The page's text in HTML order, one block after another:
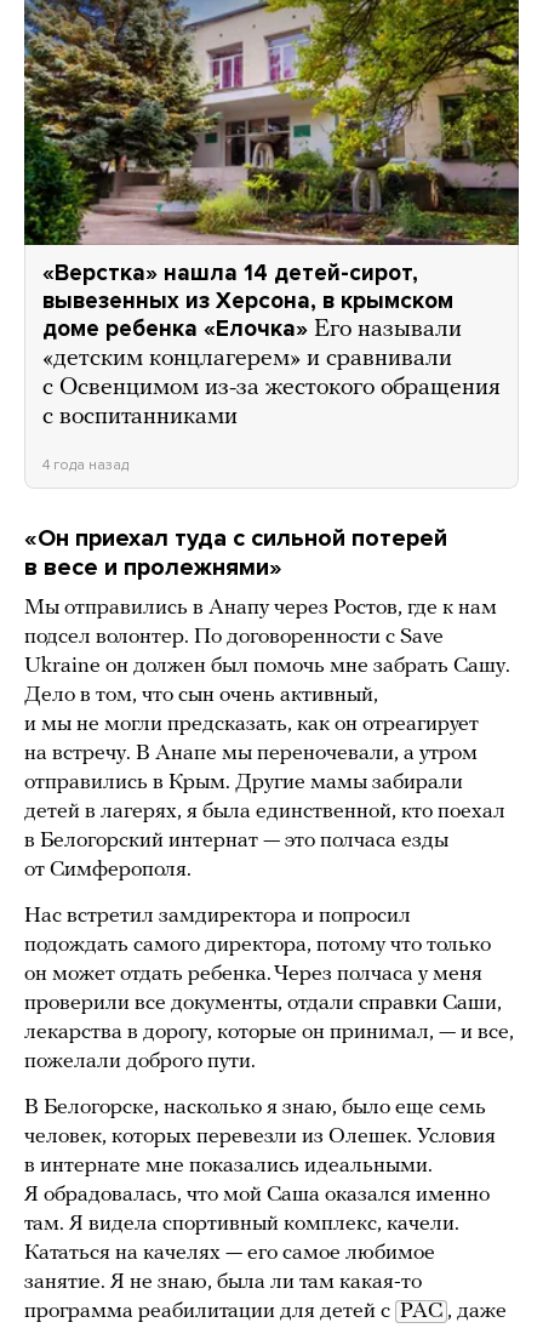
«Верстка» нашла 14 детей-сирот,
вывезенных из Херсона, в крымском
доме ребенка «Елочка» Его называли
«детским концлагерем» и сравнивали
с Освенцимом из-за жестокого обращения
с воспитанниками
4 года назад
«Он приехал туда с сильной потерей
в весе и пролежнями»
Мы отправились в Анапу через Ростов, где к нам
подсел волонтер. По договоренности с Save
Ukraine он должен был помочь мне забрать Сашу.
Дело в том, что сын очень активный,
и мы не могли предсказать, как он отреагирует
на встречу. В Анапе мы переночевали, а утром
отправились в Крым. Другие мамы забирали
детей в лагерях, я была единственной, кто поехал
в Белогорский интернат — это полчаса езды
от Симферополя.
Нас встретил замдиректора и попросил
подождать самого директора, потому что только
он может отдать ребенка. Через полчаса у меня
проверили все документы, отдали справки Саши,
лекарства в дорогу, которые он принимал, — и все,
пожелали доброго пути.
В Белогорске, насколько я знаю, было еще семь
человек, которых перевезли из Олешек. Условия
в интернате мне показались идеальными.
Я обрадовалась, что мой Саша оказался именно
там. Я видела спортивный комплекс, качели.
Кататься на качелях — его самое любимое
занятие. Я не знаю, была ли там какая-то
программа реабилитации для детей с РАС , даже